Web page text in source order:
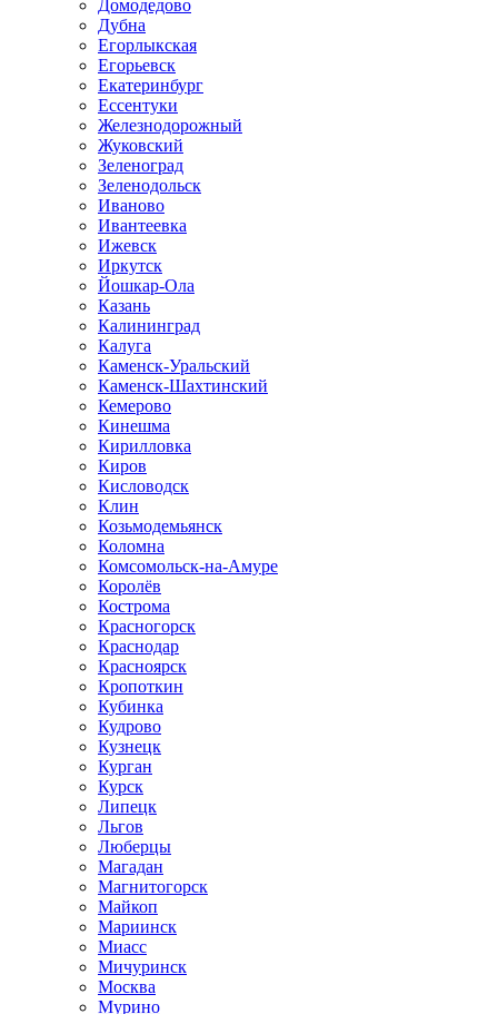
Домодедово
Дубна
Егорлыкская
Егорьевск
Екатеринбург
Ессентуки
Железнодорожный
Жуковский
Зеленоград
Зеленодольск
Иваново
Ивантеевка
Ижевск
Иркутск
Йошкар-Ола
Казань
Калининград
Калуга
Каменск-Уральский
Каменск-Шахтинский
Кемерово
Кинешма
Кирилловка
Киров
Кисловодск
Клин
Козьмодемьянск
Коломна
Комсомольск-на-Амуре
Королёв
Кострома
Красногорск
Краснодар
Красноярск
Кропоткин
Кубинка
Кудрово
Кузнецк
Курган
Курск
Липецк
Льгов
Люберцы
Магадан
Магнитогорск
Майкоп
Мариинск
Миасс
Мичуринск
Москва
Мурино